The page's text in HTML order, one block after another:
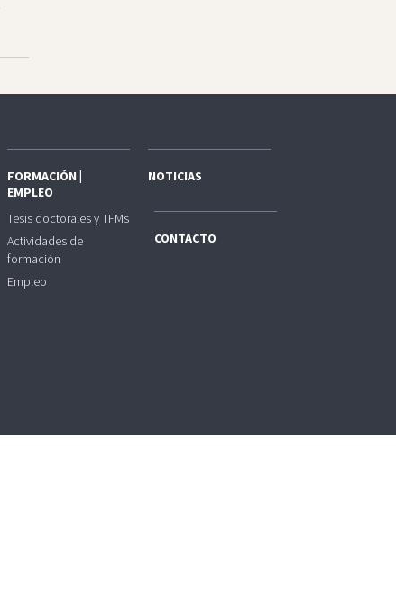
FORMACIÓN |
EMPLEO
Tesis doctorales y TFMs
Actividades de
formación
Empleo
NOTICIAS
CONTACTO